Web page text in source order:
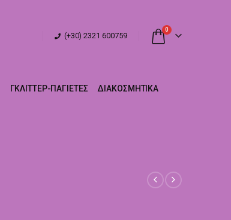
(+30) 2321 600759
0
ΓΚΛΊΤΤΕΡ-ΠΑΓΙΈΤΕΣ ΔΙΑΚΟΣΜΗΤΙΚΆ